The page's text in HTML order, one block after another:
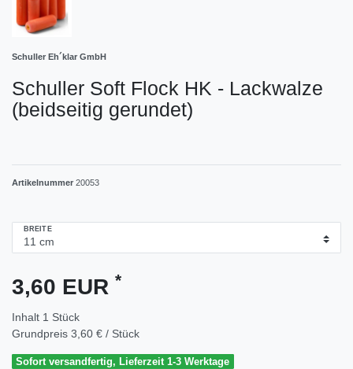
Schuller Eh´klar GmbH
Schuller Soft Flock HK - Lackwalze
(beidseitig gerundet)
Artikelnummer 20053
BREITE
3,60 EUR *
Inhalt 1 Stück
Grundpreis 3,60 € / Stück
Sofort versandfertig, Lieferzeit 1-3 Werktage